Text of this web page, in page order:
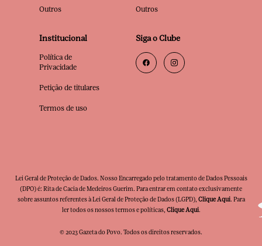
Clube Premia
Outros Outros
Institucional
Política de
Privacidade
Petição de titulares
Termos de uso
Siga o Clube
Lei Geral de Proteção de Dados. Nosso Encarregado pelo tratamento de Dados Pessoais
(DPO) é: Rita de Cacia de Medeiros Guerim. Para entrar em contato exclusivamente
sobre assuntos referentes à Lei Geral de Proteção de Dados (LGPD), Clique Aqui. Para
ler todos os nossos termos e políticas, Clique Aqui.
© 2023 Gazeta do Povo. Todos os direitos reservados.